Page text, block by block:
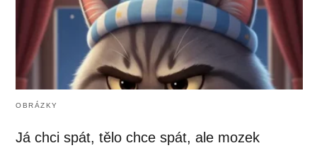
OBRÁZKY
Já chci spát, tělo chce spát, ale mozek